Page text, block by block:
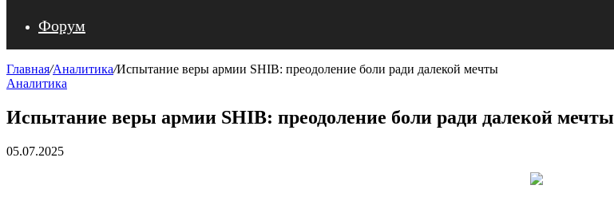
Форум
Главная/Аналитика/Испытание веры армии SHIB: преодоление боли ради далекой мечты
Аналитика
Испытание веры армии SHIB: преодоление боли ради далекой мечты
05.07.2025